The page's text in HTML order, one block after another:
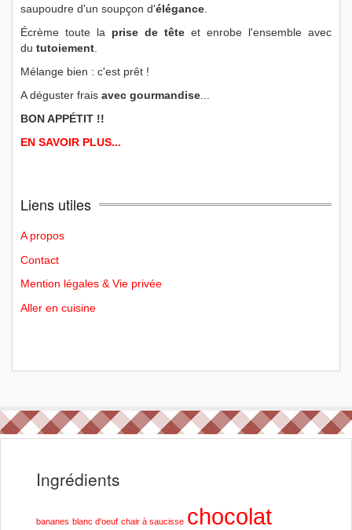
saupoudre d'un soupçon d'élégance
Écrème toute la prise de tête et enrobe l'ensemble avec
du tutoiement
Mélange bien : c'est prêt !
A déguster frais avec gourmandise
BON APPÉTIT !!
EN SAVOIR PLUS...
Liens utiles
A propos
Contact
Mention légales & Vie privée
Aller en cuisine
Ingrédients
bananes blanc d'oeuf chair à saucisse chocolat